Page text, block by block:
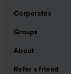
Corporates
Groups
About
Refer a friend